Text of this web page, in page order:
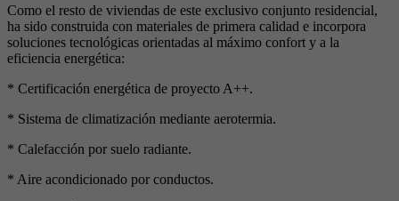
Como el resto de viviendas de este exclusivo conjunto residencial,
ha sido construida con materiales de primera calidad e incorpora
soluciones tecnológicas orientadas al máximo confort y a la
eficiencia energética:
* Certificación energética de proyecto A++.
* Sistema de climatización mediante aerotermia.
* Calefacción por suelo radiante.
* Aire acondicionado por conductos.